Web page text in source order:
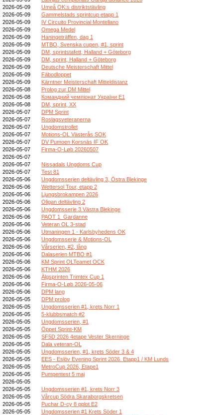
2026-05-09
Umeå OK:s distriktstävling
2026-05-09
Gammelstads sprintcup etapp 1
2026-05-09
IV Circuito Provincial Montellano
2026-05-09
Omega Medel
2026-05-09
Haningeträffen, dag 1
2026-05-09
MTBO, Svenska cupen, #1, sprint
2026-05-09
DM, sprintstafett, Halland + Göteborg
2026-05-09
DM, sprint, Halland + Göteborg
2026-05-09
Deutsche Meisterschaft Mittel
2026-05-09
Fäbodloppet
2026-05-09
Kärntner Meisterschaft Mitteldistanz
2026-05-08
Prolog zur DM Mittel
2026-05-08
Командний чемпіонат України E1
2026-05-08
DM, sprint, XX
2026-05-07
DPM Sprint
2026-05-07
Roslagsveteranerna
2026-05-07
Ungdomstrollet
2026-05-07
Motions-OL Västerås SOK
2026-05-07
DV Pumoen Korsnäs IF OK
2026-05-07
Firma-O-Løb 20260507
2026-05-07
2026-05-07
Nissadals Ungdoms Cup
2026-05-07
Test 81
2026-05-06
Ungdomsserien deltävling 3, Östra Blekinge
2026-05-06
Wettersol Tour, etapp 2
2026-05-06
Ljungsbrokampen 2026
2026-05-06
Oligan deltävling 2
2026-05-06
Ungdomsserie 3 Västra Blekinge
2026-05-06
PAOT 1_Gardanne
2026-05-06
Veteran OL 3-stad
2026-05-06
Utmaningen 1 - Karlsbyhedens OK
2026-05-06
Ungdomsserie & Motions-OL
2026-05-06
Vårserien, #2, lång
2026-05-06
Dalaserien MTBO #1
2026-05-06
KM Sprint OLTeamet OCK
2026-05-06
KTHM 2026
2026-05-06
Älgsprinten Trimtex Cup 1
2026-05-06
Firma-O-Løb 2026-05-06
2026-05-06
DPM lang
2026-05-05
DPM prolog
2026-05-05
Ungdomsserien #1, krets Norr 1
2026-05-05
5-klubbsmatch #2
2026-05-05
Ungdomsserien, #1
2026-05-05
Öppet Sprint-KM
2026-05-05
SF5D 2026 4etape Vester Skerninge
2026-05-05
Dala veteran-OL
2026-05-05
Ungdomsserien, #1, krets Söder 3 & 4
2026-05-05
EES - Eslöv Evening Sprint 2026. Etapp1 / KM Lunds
2026-05-05
MetroCup 2026, Etape1
2026-05-05
Pumpentest 5 maj
2026-05-05
2026-05-05
Ungdomsserien #1, krets Norr 3
2026-05-05
Vårcup Södra Skaraborgskretsen
2026-05-05
Puchar D-cy 8 pplot E2
2026-05-05
Ungdomsserien #1 Krets Söder 1